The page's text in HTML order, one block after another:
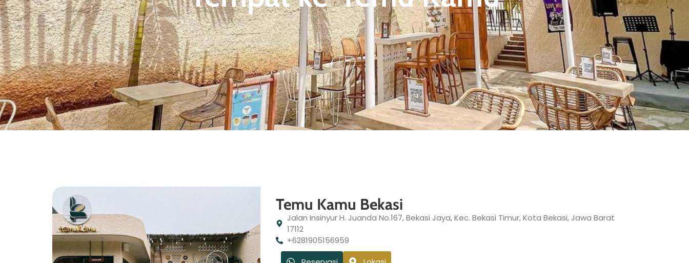
Temu Kamu Bekasi
Jalan Insinyur H. Juanda No.167, Bekasi Jaya, Kec. Bekasi Timur, Kota Bekasi, Jawa Barat
17112
+6281905156959